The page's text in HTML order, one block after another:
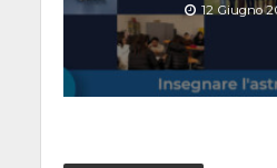
12 Giugno